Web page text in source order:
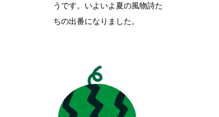
うです。いよいよ夏の風物詩た
ちの出番になりました。